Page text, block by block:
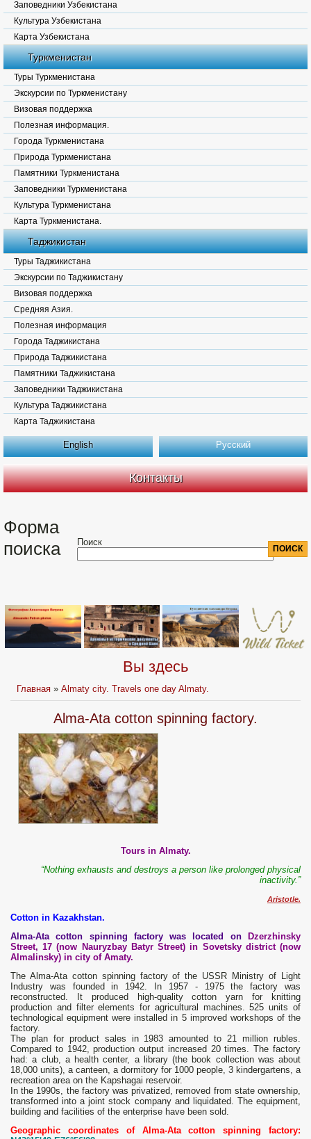
Заповедники Узбекистана
Культура Узбекистана
Карта Узбекистана
Туркменистан
Туры Туркменистана
Экскурсии по Туркменистану
Визовая поддержка
Полезная информация.
Города Туркменистана
Природа Туркменистана
Памятники Туркменистана
Заповедники Туркменистана
Культура Туркменистана
Карта Туркменистана.
Таджикистан
Туры Таджикистана
Экскурсии по Таджикистану
Визовая поддержка
Средняя Азия.
Полезная информация
Города Таджикистана
Природа Таджикистана
Памятники Таджикистана
Заповедники Таджикистана
Культура Таджикистана
Карта Таджикистана
English Русский
Контакты
Форма
поиска
Поиск
Вы здесь
Главная »Almaty city. Travels one day Almaty.
Alma-Ata cotton spinning factory.
Tours in Almaty.
“Nothing exhausts and destroys a person like prolonged physical
inactivity.”
Aristotle.
Cotton in Kazakhstan.
Alma-Ata cotton spinning factory was located on
Dzerzhinsky
Street, 17 (now Nauryzbay Batyr Street) in Sovetsky district (now
Almalinsky) in city of Amatу.
The Alma-Ata cotton spinning factory of the USSR Ministry of Light
Industry was founded in 1942. In 1957 - 1975 the factory was
reconstructed. It produced high-quality cotton yarn for knitting
production and filter elements for agricultural machines. 525 units of
technological equipment were installed in 5 improved workshops of the
factory.
The plan for product sales in 1983 amounted to 21 million rubles.
Compared to 1942, production output increased 20 times. The factory
had: a club, a health center, a library (the book collection was about
18,000 units), a canteen, a dormitory for 1000 people, 3 kindergartens, a
recreation area on the Kapshagai reservoir.
In the 1990s, the factory was privatized, removed from state ownership,
transformed into a joint stock company and liquidated. The equipment,
building and facilities of the enterprise have been sold.
Geographic coordinates of Alma-Ata cotton spinning factory: